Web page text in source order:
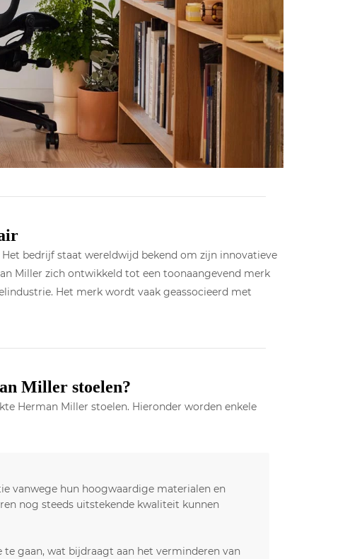
bedrijf staat wereldwijd bekend om zijn innovatieve
Miller zich ontwikkeld tot een toonaangevend merk
Het merk wordt vaak geassocieerd met
Miller stoelen?
Herman Miller stoelen. Hieronder worden enkele
vanwege hun hoogwaardige materialen en
nog steeds uitstekende kwaliteit kunnen
gaan, wat bijdraagt aan het verminderen van